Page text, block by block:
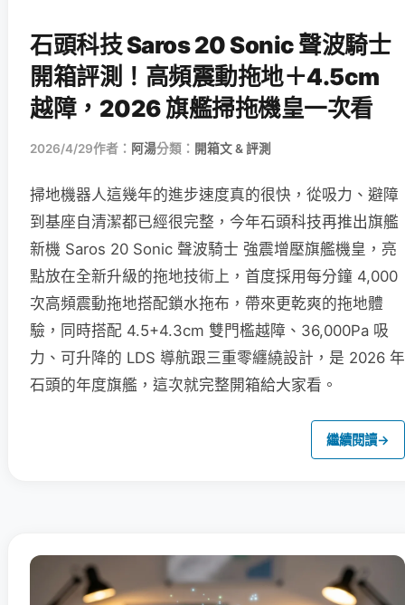
石頭科技 Saros 20 Sonic 聲波騎士
開箱評測！高頻震動拖地＋4.5cm
越障，2026 旗艦掃拖機皇一次看
2026/4/29作者： 阿湯分類： 開箱文 & 評測
掃地機器人這幾年的進步速度真的很快，從吸力、避障
到基座自清潔都已經很完整，今年石頭科技再推出旗艦
新機 Saros 20 Sonic 聲波騎士 強震增壓旗艦機皇，亮
點放在全新升級的拖地技術上，首度採用每分鐘 4,000
次高頻震動拖地搭配鎖水拖布，帶來更乾爽的拖地體
驗，同時搭配 4.5+4.3cm 雙門檻越障、36,000Pa 吸
力、可升降的 LDS 導航跟三重零纏繞設計，是 2026 年
石頭的年度旗艦，這次就完整開箱給大家看。
繼續閱讀→